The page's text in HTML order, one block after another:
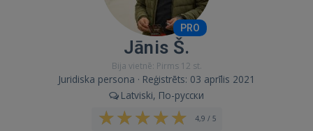
PRO
Jānis Š.
Bija vietnē: Pirms 12 st.
Juridiska persona · Reģistrēts: 03 aprīlis 2021
Latviski, По-русски
4,9 / 5